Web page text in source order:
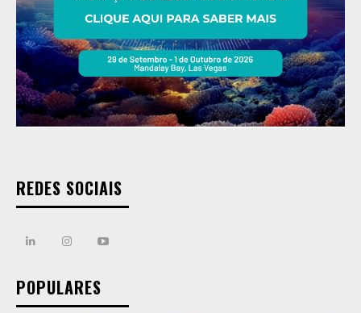
REDES SOCIAIS
POPULARES